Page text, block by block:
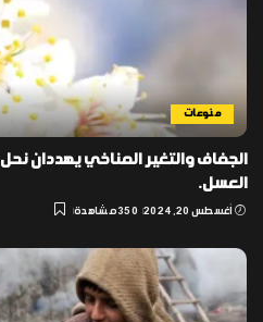
منوعات
الجفاف والتغير المناخي يهددان
العسل.
أغسطس 20, 2024 350 مشاهدة